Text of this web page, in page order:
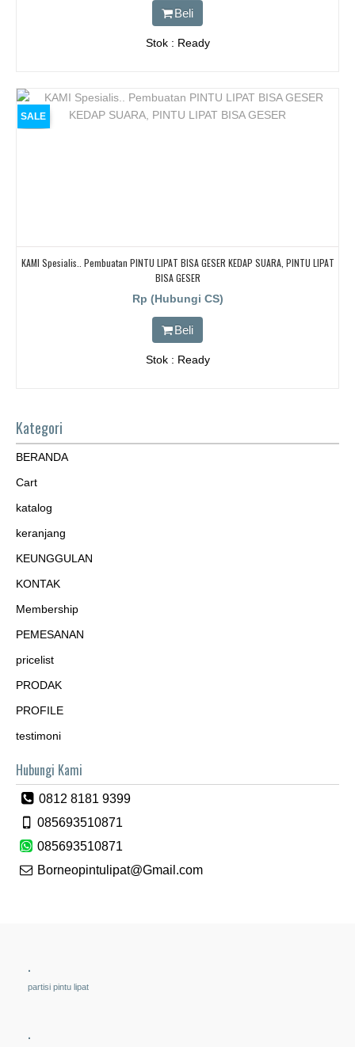
Beli
Stok : Ready
SALE
KAMI Spesialis.. Pembuatan PINTU LIPAT BISA GESER KEDAP SUARA, PINTU LIPAT
BISA GESER
Rp (Hubungi CS)
Beli
Stok : Ready
Kategori
BERANDA
Cart
katalog
keranjang
KEUNGGULAN
KONTAK
Membership
PEMESANAN
pricelist
PRODAK
PROFILE
testimoni
Hubungi Kami
0812 8181 9399
085693510871
085693510871
Borneopintulipat@Gmail.com
.
partisi pintu lipat
.